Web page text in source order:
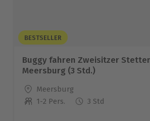
BESTSELLER
Buggy fahren Zweisitzer
Meersburg (3 Std.)
Standort
Meersburg
Anzahl der Teilnehmer
1-2 Pers. 3 Std